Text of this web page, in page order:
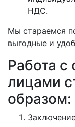
НДС.
Мы стараемся
выгодные и
Работа с
лицами
образом: